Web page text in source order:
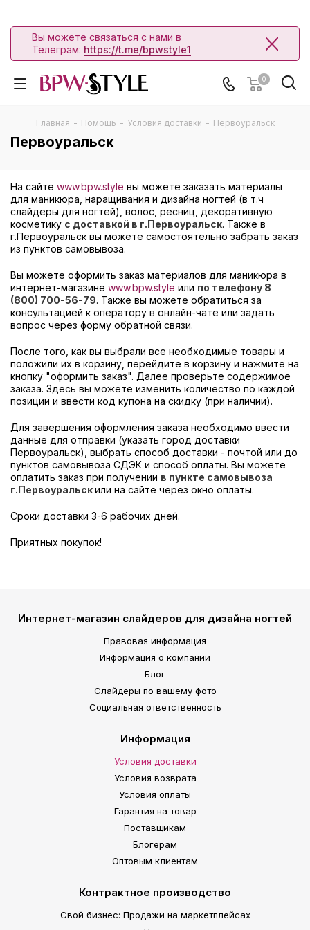
Вы можете связаться с нами в
Телеграм: https://t.me/bpwstyle1
0
Главная - Помощь - Условия доставки - Первоуральск
Первоуральск
На сайте www.bpw.style вы можете заказать материалы
для маникюра, наращивания и дизайна ногтей (в т.ч
слайдеры для ногтей), волос, ресниц, декоративную
косметику с доставкой в г.Первоуральск. Также в
г.Первоуральск вы можете самостоятельно забрать заказ
из пунктов самовывоза.
Вы можете оформить заказ материалов для маникюра в
интернет-магазине www.bpw.style или по телефону 8
(800) 700-56-79. Также вы можете обратиться за
консультацией к оператору в онлайн-чате или задать
вопрос через форму обратной связи.
После того, как вы выбрали все необходимые товары и
положили их в корзину, перейдите в корзину и нажмите на
кнопку "оформить заказ". Далее проверьте содержимое
заказа. Здесь вы можете изменить количество по каждой
позиции и ввести код купона на скидку (при наличии).
Для завершения оформления заказа необходимо ввести
данные для отправки (указать город доставки
Первоуральск), выбрать способ доставки - почтой или до
пунктов самовывоза СДЭК и способ оплаты. Вы можете
оплатить заказ при получении в пункте самовывоза
г.Первоуральскили на сайте через окно оплаты.
Сроки доставки 3-6 рабочих дней.
Приятных покупок!
Интернет-магазин слайдеров для дизайна ногтей
Правовая информация
Информация о компании
Блог
Слайдеры по вашему фото
Социальная ответственность
Информация
Условия доставки
Условия возврата
Условия оплаты
Гарантия на товар
Поставщикам
Блогерам
Оптовым клиентам
Контрактное производство
Свой бизнес: Продажи на маркетплейсах